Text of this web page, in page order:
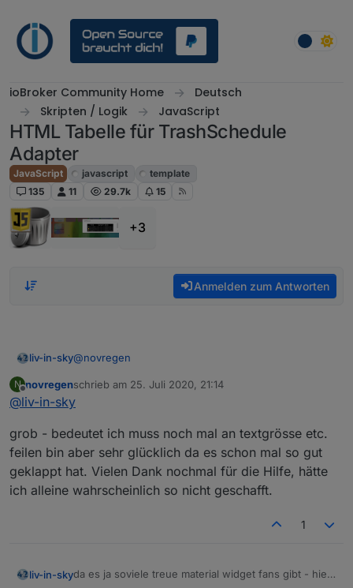
ioBroker Community Home
Deutsch
Skripten / Logik
JavaScript
HTML Tabelle für TrashSchedule
Adapter
JavaScript javascript
template
135
11 29.7k 15
+3
Anmelden zum Antworten
liv-in-sky@novregen
wenn du die material widgets nutzen willst, mußt du
sie in zeile 9 oder 10 auf true setzen
können unterschiedliche farben haben
N
Offline
novregenschrieb am 25. Juli 2020, 21:14
zuletzt editiert von
@liv-in-sky
grob - bedeutet ich muss noch mal an textgrösse etc.
feilen bin aber sehr glücklich da es schon mal so gut
geklappt hat. Vielen Dank nochmal für die Hilfe, hätte
ich alleine wahrscheinlich so nicht geschafft.
1
liv-in-skyda es ja soviele treue material widget fans gibt - hier